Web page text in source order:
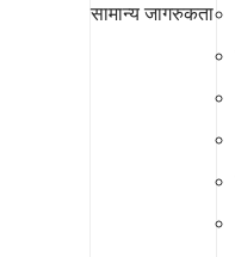
सामान्य जागरुकता